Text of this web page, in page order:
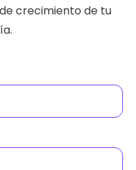
crecimiento de tu